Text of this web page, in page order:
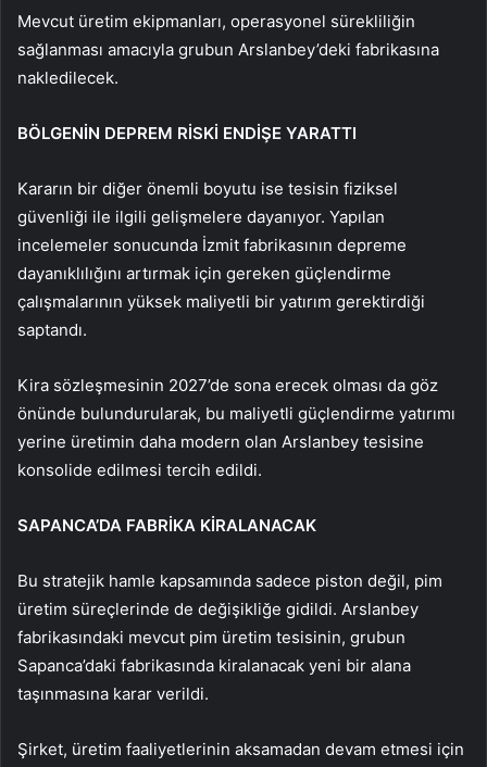
Mevcut üretim ekipmanları, operasyonel sürekliliğin
sağlanması amacıyla grubun Arslanbey’deki fabrikasına
nakledilecek.
BÖLGENİN DEPREM RİSKİ ENDİŞE YARATTI
Kararın bir diğer önemli boyutu ise tesisin fiziksel
güvenliği ile ilgili gelişmelere dayanıyor. Yapılan
incelemeler sonucunda İzmit fabrikasının depreme
dayanıklılığını artırmak için gereken güçlendirme
çalışmalarının yüksek maliyetli bir yatırım gerektirdiği
saptandı.
Kira sözleşmesinin 2027’de sona erecek olması da göz
önünde bulundurularak, bu maliyetli güçlendirme yatırımı
yerine üretimin daha modern olan Arslanbey tesisine
konsolide edilmesi tercih edildi.
SAPANCA’DA FABRİKA KİRALANACAK
Bu stratejik hamle kapsamında sadece piston değil, pim
üretim süreçlerinde de değişikliğe gidildi. Arslanbey
fabrikasındaki mevcut pim üretim tesisinin, grubun
Sapanca’daki fabrikasında kiralanacak yeni bir alana
taşınmasına karar verildi.
Şirket, üretim faaliyetlerinin aksamadan devam etmesi için